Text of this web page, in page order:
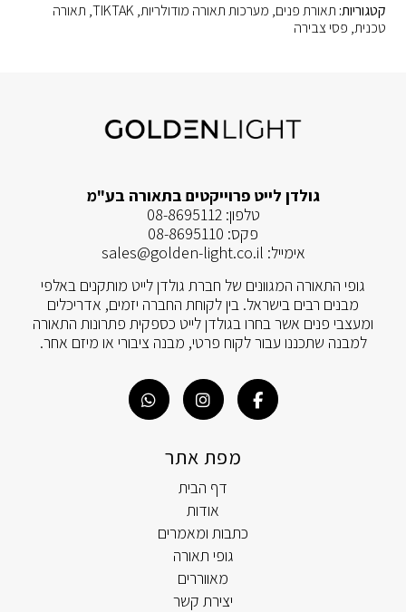
קטגוריות: תאורת פנים, מערכות תאורה מודולריות,
TIKTAK
, תאורה
טכנית, פסי צבירה
גולדן לייט פרוייקטים בתאורה בע"מ
טלפון:08-8695112
פקס: 08-8695110
אימייל: sales@golden-light.co.il
גופי התאורה המגוונים של חברת גולדן לייט מותקנים באלפי
מבנים רבים בישראל. בין לקוחת החברה יזמים, אדריכלים
ומעצבי פנים אשר בחרו בגולדן לייט כספקית פתרונות התאורה
למבנה שתכננו עבור לקוח פרטי, מבנה ציבורי או מיזם אחר.
מפת אתר
דף הבית
אודות
כתבות ומאמרים
גופי תאורה
מאווררים
יצירת קשר